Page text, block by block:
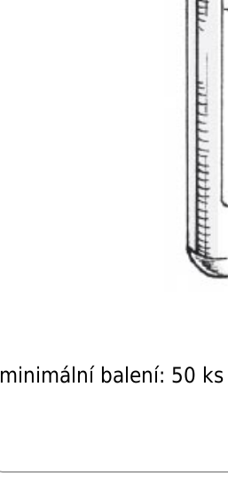
minimální balení: 50 ks